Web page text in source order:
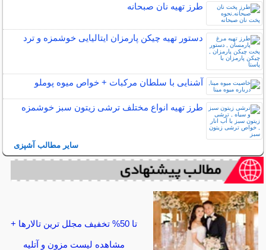
طرز تهیه نان صبحانه
دستور تهیه چیکن پارمزان ایتالیایی خوشمزه و ترد
آشنایی با سلطان مرکبات + خواص میوه پوملو
طرز تهیه انواع مختلف ترشی زیتون سبز خوشمزه
سایر مطالب آشپزی
تا 50% تخفیف مجلل ترین تالارها +
مشاهده لیست مزون و آتلیه